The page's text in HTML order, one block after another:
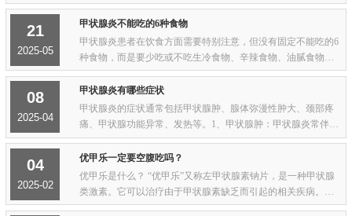
迫症状，感觉颈前方有轻度隐痛、胀痛等不适感。特别吞咽动
作时颈部症状会进一步加重，肿大甲状腺...
21
2025-05
甲状腺炎不能吃的6种食物
甲状腺炎患者在饮食方面需要特别注意，但没有固定不能吃的6
种食物，而是要少吃或不吃生冷食物、辛辣食物、油腻食物、
含碘高的食物、甜食等。1、生冷食物：如螃蟹、柚子、冰激
凌、冷冻过的果冻和冰水，以及薏米、绿豆...
08
2025-04
甲状腺炎有哪些症状
甲状腺炎的症状通常包括甲状腺肿、腺体弥漫性肿大、颈部疼
痛、甲状腺功能异常、发热等。1、甲状腺肿：甲状腺炎常伴有
甲状腺肿，患者可能会感觉到颈部前方的肿块或肿胀感。2、腺
体弥漫性肿大：是较为常见的症状，肿大...
04
2025-02
优甲乐一定要空腹吃吗？
优甲乐是什么？ “优甲乐”又称左甲状腺素钠片，是一种甲状腺
类激素。它可以治疗由于甲状腺素缺乏而引起的相关疾病。由
于甲状腺素对人体影响较大，因此在使用时需要特别注意用法